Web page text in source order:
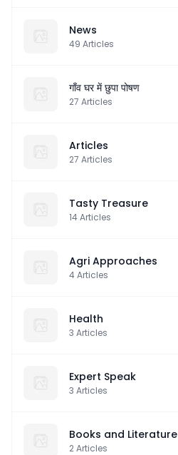
News
49 Articles
गाँव घर में छुपा पोषण
27 Articles
Articles
27 Articles
Tasty Treasure
14Articles
Agri Approaches
4Articles
Health
3 Articles
Expert Speak
3 Articles
Books and Literature
2Articles